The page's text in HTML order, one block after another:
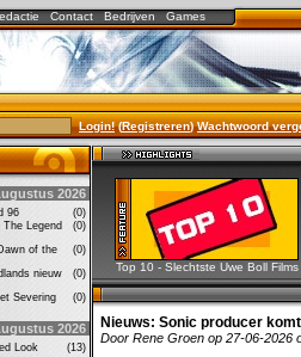
Contact Bedrijven Games
Login!(Registreren)Wachtwoord
2026
96
(0)
Legend
(0)
of the
(0)
nieuw
(0)
Severing
(0)
2026
Look
(13)
Top 10 - Slechtste Uwe Boll Films
Nieuws: Sonic producer
Door Rene Groen op 27-06-2026